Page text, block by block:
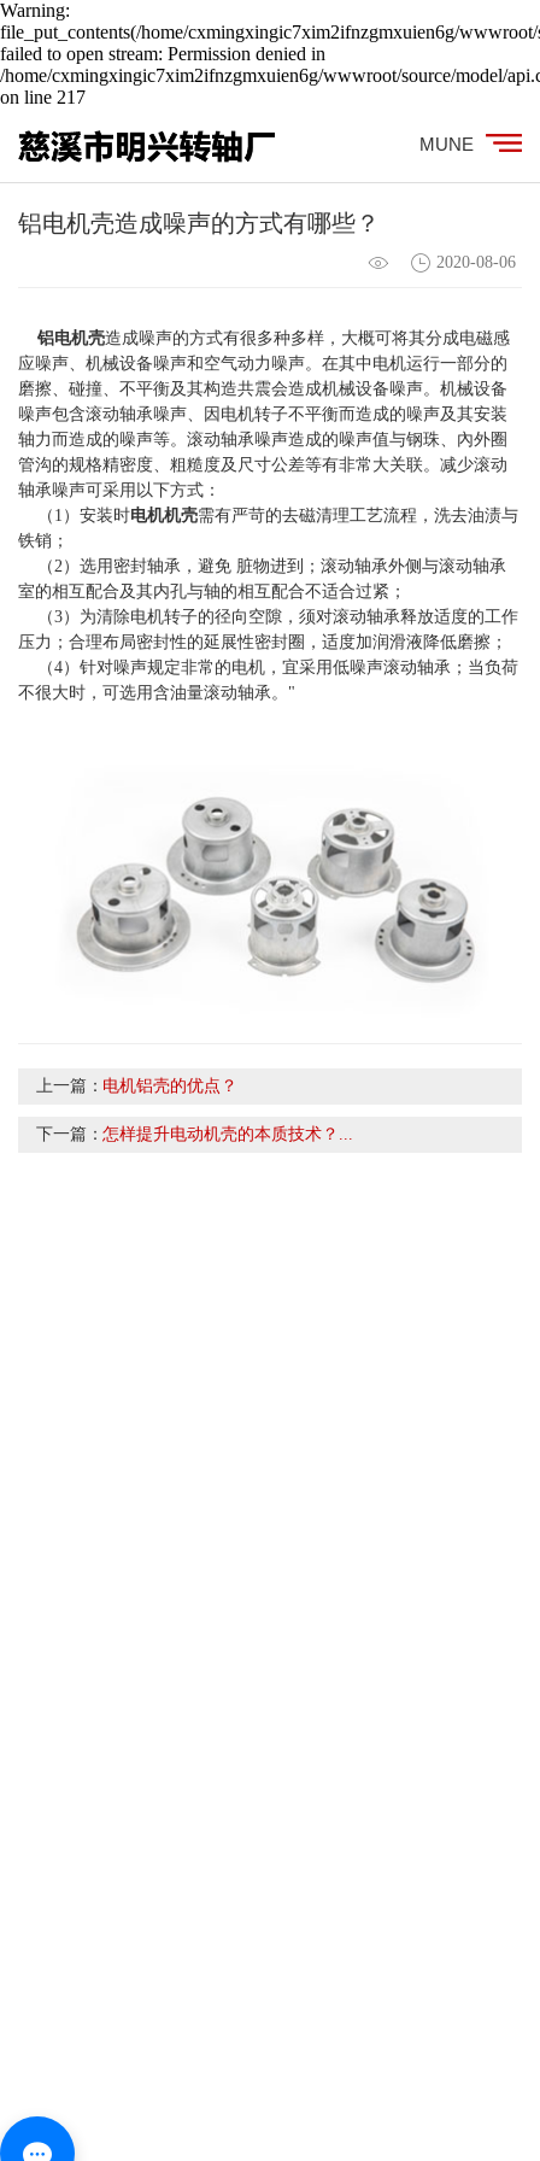
Warning:
file_put_contents(/home/cxmingxingic7xim2ifnzgmxuien6g/wwwroot/
failed to open stream: Permission denied in
/home/cxmingxingic7xim2ifnzgmxuien6g/wwwroot/source/model/
on line 217
MUNE
铝电机壳造成噪声的方式有哪些？
2020-08-06
铝电机壳造成噪声的方式有很多种多样，大概可将其分成电磁感
应噪声、机械设备噪声和空气动力噪声。在其中电机运行一部分的
磨擦、碰撞、不平衡及其构造共震会造成机械设备噪声。机械设备
噪声包含滚动轴承噪声、因电机转子不平衡而造成的噪声及其安装
轴力而造成的噪声等。滚动轴承噪声造成的噪声值与钢珠、內外圈
管沟的规格精密度、粗糙度及尺寸公差等有非常大关联。减少滚动
轴承噪声可采用以下方式：
（1）安装时电机机壳需有严苛的去磁清理工艺流程，洗去油渍与
铁销；
（2）选用密封轴承，避免 脏物进到；滚动轴承外侧与滚动轴承
室的相互配合及其内孔与轴的相互配合不适合过紧；
（3）为清除电机转子的径向空隙，须对滚动轴承释放适度的工作
压力；合理布局密封性的延展性密封圈，适度加润滑液降低磨擦；
（4）针对噪声规定非常的电机，宜采用低噪声滚动轴承；当负荷
不很大时，可选用含油量滚动轴承。"
上一篇： 电机铝壳的优点？
下一篇：​怎样提升电动机壳的本质技术？...